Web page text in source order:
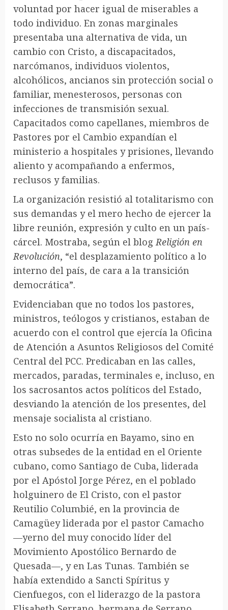
voluntad por hacer igual de miserables a
todo individuo. En zonas marginales
presentaba una alternativa de vida, un
cambio con Cristo, a discapacitados,
narcómanos, individuos violentos,
alcohólicos, ancianos sin protección social o
familiar, menesterosos, personas con
infecciones de transmisión sexual.
Capacitados como capellanes, miembros de
Pastores por el Cambio expandían el
ministerio a hospitales y prisiones, llevando
aliento y acompañando a enfermos,
reclusos y familias.
La organización resistió al totalitarismo con
sus demandas y el mero hecho de ejercer la
libre reunión, expresión y culto en un país-
cárcel. Mostraba, según el blogReligión en
Revolución, “el desplazamiento político a lo
interno del país, de cara a la transición
democrática”.
Evidenciaban que no todos los pastores,
ministros, teólogos y cristianos, estaban de
acuerdo con el control que ejercía la Oficina
de Atención a Asuntos Religiosos del Comité
Central del PCC. Predicaban en las calles,
mercados, paradas, terminales e, incluso, en
los sacrosantos actos políticos del Estado,
desviando la atención de los presentes, del
mensaje socialista al cristiano.
Esto no solo ocurría en Bayamo, sino en
otras subsedes de la entidad en el Oriente
cubano, como Santiago de Cuba, liderada
por el Apóstol Jorge Pérez, en el poblado
holguinero de El Cristo, con el pastor
Reutilio Columbié, en la provincia de
Camagüey liderada por el pastor Camacho
—yerno del muy conocido líder del
Movimiento Apostólico Bernardo de
Quesada—, y en Las Tunas. También se
había extendido a Sancti Spíritus y
Cienfuegos, con el liderazgo de la pastora